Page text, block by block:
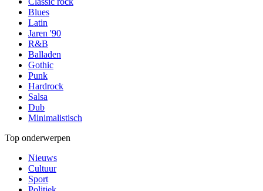
Blues
Latin
Jaren '90
R&B
Balladen
Gothic
Punk
Hardrock
Salsa
Dub
Minimalistisch
Top onderwerpen
Nieuws
Cultuur
Sport